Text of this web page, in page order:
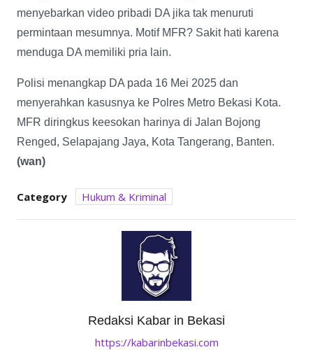
menyebarkan video pribadi DA jika tak menuruti
permintaan mesumnya. Motif MFR? Sakit hati karena
menduga DA memiliki pria lain.
Polisi menangkap DA pada 16 Mei 2025 dan
menyerahkan kasusnya ke Polres Metro Bekasi Kota.
MFR diringkus keesokan harinya di Jalan Bojong
Renged, Selapajang Jaya, Kota Tangerang, Banten.
(wan)
Category Hukum & Kriminal
Redaksi Kabar in Bekasi
https://kabarinbekasi.com